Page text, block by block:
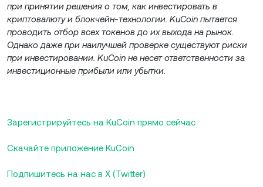
при принятии решения о том, как инвестировать в
криптовалюту и блокчейн-технологии. KuCoin пытается
проводить отбор всех токенов до их выхода на рынок.
Однако даже при наилучшей проверке существуют риски
при инвестировании. KuCoin не несет ответственности за
инвестиционные прибыли или убытки.
Зарегистрируйтесь на KuCoin прямо сейчас
Скачайте приложение KuCoin
Подпишитесь на нас в X (Twitter)